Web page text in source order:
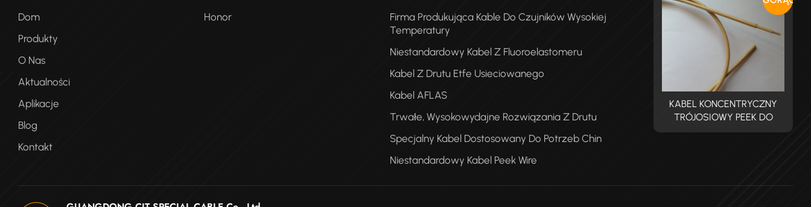
Dom
Produkty
O Nas
Aktualności
Aplikacje
Blog
Kontakt
Honor
Firma Produkująca Kable Do Czujników Wysokiej
Temperatury
Niestandardowy Kabel Z Fluoroelastomeru
Kabel Z Drutu Etfe Usieciowanego
Kabel AFLAS
Trwałe, Wysokowydajne Rozwiązania Z Drutu
Specjalny Kabel Dostosowany Do Potrzeb Chin
Niestandardowy Kabel Peek Wire
TRÓJOSIOWY PEEK DO
KABEL KONCENTRYCZNY
TRÓJOSIOWY PEEK DO
PROMIENIOWANIA